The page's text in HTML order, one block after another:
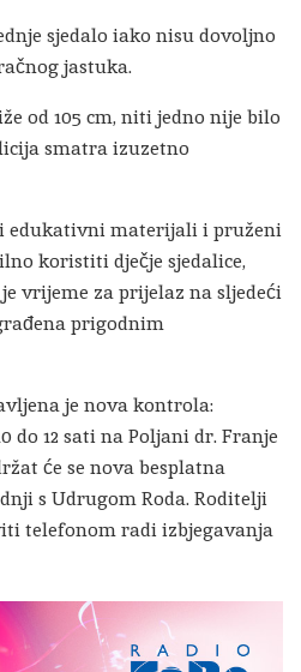
sjedalo iako nisu dovoljno
jastuka.
od 105 cm, niti jedno nije bilo
smatra izuzetno
edukativni materijali i pruženi
koristiti dječje sjedalice,
vrijeme za prijelaz na sljedeći
prigodnim
je nova kontrola:
do 12 sati na Poljani dr. Franje
će se nova besplatna
s Udrugom Roda. Roditelji
telefonom radi izbjegavanja